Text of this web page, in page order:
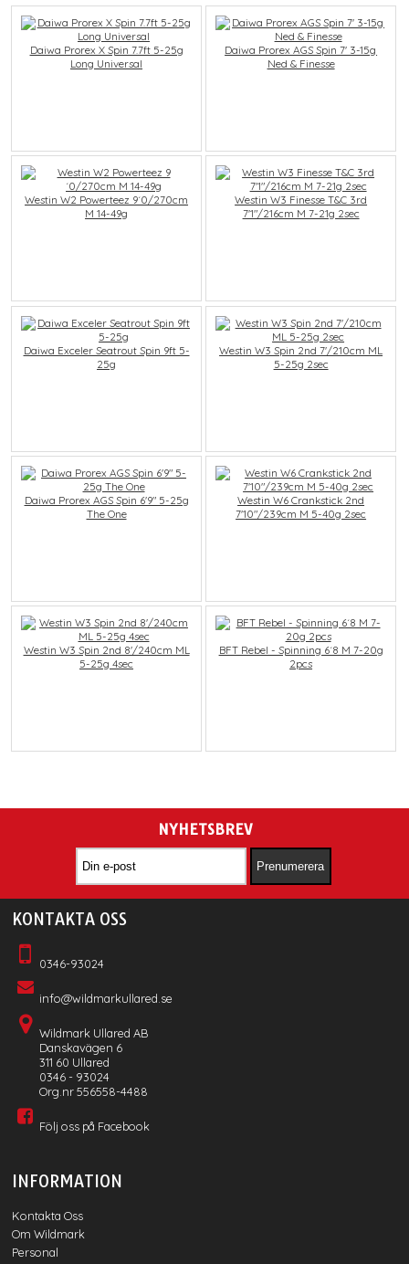
Daiwa Prorex X Spin 7.7ft 5-25g
Long Universal
Daiwa Prorex AGS Spin 7' 3-15g
Ned & Finesse
Westin W2 Powerteez 9´0/270cm
M 14-49g
Westin W3 Finesse T&C 3rd
7'1"/216cm M 7-21g 2sec
Daiwa Exceler Seatrout Spin 9ft 5-
25g
Westin W3 Spin 2nd 7'/210cm ML
5-25g 2sec
Daiwa Prorex AGS Spin 6'9" 5-25g
The One
Westin W6 Crankstick 2nd
7'10"/239cm M 5-40g 2sec
Westin W3 Spin 2nd 8'/240cm ML
5-25g 4sec
BFT Rebel - Spinning 6´8 M 7-20g
2pcs
NYHETSBREV
KONTAKTA OSS
0346-93024
info@wildmarkullared.se
Wildmark Ullared AB
Danskavägen 6
311 60 Ullared
0346 - 93024
Org.nr 556558-4488
Följ oss på Facebook
INFORMATION
Kontakta Oss
Om Wildmark
Personal